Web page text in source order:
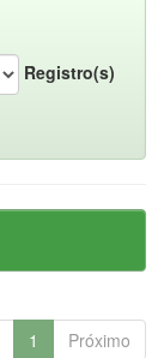
Registro(s)
1 Próximo